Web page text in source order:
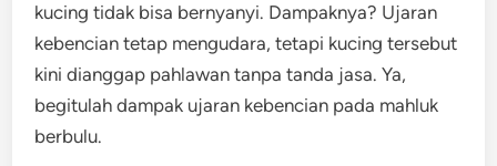
kucing tidak bisa bernyanyi. Dampaknya? Ujaran
kebencian tetap mengudara, tetapi kucing tersebut
kini dianggap pahlawan tanpa tanda jasa. Ya,
begitulah dampak ujaran kebencian pada mahluk
berbulu.